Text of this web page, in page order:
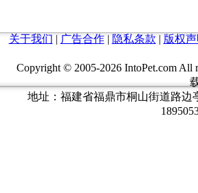
关于我们 | 广告合作| 隐私条款 | 版权
Copyright © 2005-2026 IntoPet.com
地址：福建省福鼎市桐山街道路边